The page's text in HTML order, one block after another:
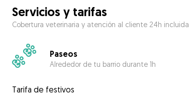
Servicios y tarifas
Cobertura veterinaria y atención al cliente 24h incluida
Paseos
Alrededor de tu barrio durante 1h
Tarifa de festivos